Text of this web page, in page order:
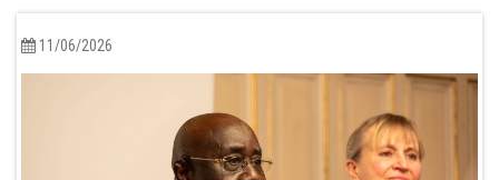
11/06/2026